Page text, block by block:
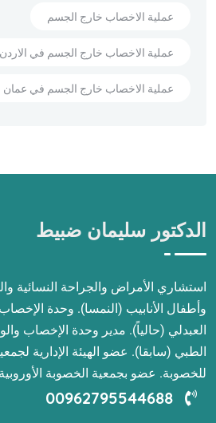
عملية الاخصاب خارج الجسم
عملية الاخصاب خارج الجسم في الاردن
عملية الاخصاب خارج الجسم في عمان
الدكتور سليمان ضبيط
استشاري الأمراض والجراحة النسائية
وأطفال الأنابيب (النمسا). وحدة
العبدلي (حالياً). مدير وحدة الإخصاب
الطبي (سابقا). عضو الهيئة الإدارية
للخصوبة. عضو بجمعية الخصوبة